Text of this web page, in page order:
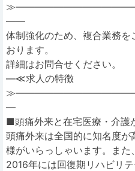
――
体制強化のため、複合業務
おります。
詳細はお問合せください。
―≪求人の特徴
―
■頭痛外来と在宅医療・介護
頭痛外来は全国的に知名度
様がいらっしゃいます。また
2016年には回復期リハビリ